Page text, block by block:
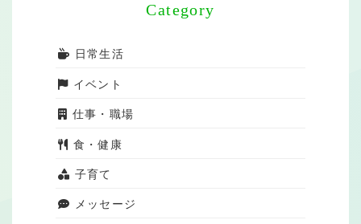
Category
日常生活
イベント
仕事・職場
食・健康
子育て
メッセージ